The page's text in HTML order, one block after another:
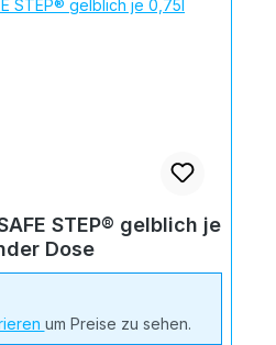
STEP® gelblich je
Dose
um Preise zu sehen.